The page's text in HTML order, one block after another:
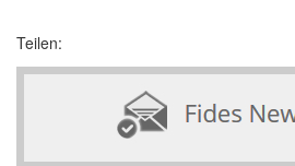
Teilen: